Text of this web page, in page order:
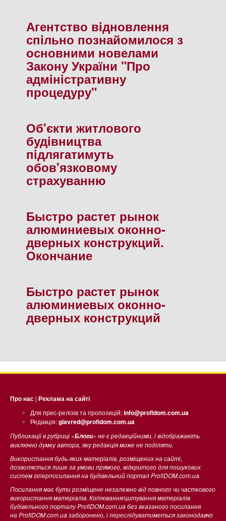
Агентство вiдновлення
спiльно познайомилося з
основними новелами
Закону України "Про
адмiнiстративну
процедуру"
Об'єкти житлового
будiвництва
пiдлягатимуть
обов'язковому
страхуванню
Быстро растет рынок
алюминиевых оконно-
дверных конструкций.
Окончание
Быстро растет рынок
алюминиевых оконно-
дверных конструкций
Про нас | Реклама на сайті
Для прес-релізів та пропозицій:info@profidom.com.ua
Редакція:glavred@profidom.com.ua
Публикації в рубриці «Блоги» не є редакційними, і відображають
виключно думку автора, яку редакція може не поділяти.
Використання будь-яких матеріалів, розміщених на сайті,
дозволяється лише за умови прямого, відкритого для пошукових
систем гіперпосилання на будівельний портал ProfiDOM.com.ua.
Посилання має бути розміщене незалежно від повного чи часткового
використання матеріалів. Копіювання/цитування матеріалів
будівельного порталу ProfiDOM.com.ua без вказаного посилання
на ProfiDOM.com.ua заборонено, і переслідуватиметься законодавчо